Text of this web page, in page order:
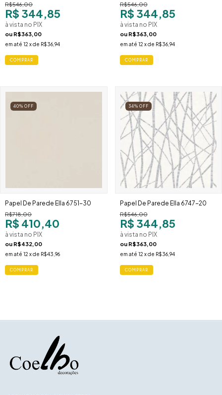
R$546,00
R$ 344,85
à vista no PIX
ou R$363,00
em até 12 x de R$36,94
R$546,00
R$ 344,85
à vista no PIX
ou R$363,00
em até 12 x de R$36,94
40% OFF
Papel De Parede Ella 6751-30
R$718,00
R$ 410,40
à vista no PIX
ou R$432,00
em até 12 x de R$43,96
34% OFF
Papel De Parede Ella 6747-20
R$546,00
R$ 344,85
à vista no PIX
ou R$363,00
em até 12 x de R$36,94